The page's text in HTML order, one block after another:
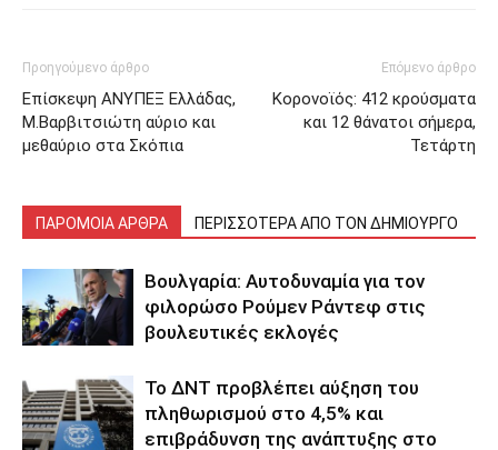
Προηγούμενο άρθρο
Επίσκεψη ΑΝΥΠΕΞ Ελλάδας,
Μ.Βαρβιτσιώτη αύριο και
μεθαύριο στα Σκόπια
Επόμενο άρθρο
Κορονοϊός: 412 κρούσματα
και 12 θάνατοι σήμερα,
Τετάρτη
ΠΑΡΟΜΟΙΑ ΑΡΘΡΑ ΠΕΡΙΣΣΟΤΕΡΑ ΑΠΟ ΤΟΝ ΔΗΜΙΟΥΡΓΟ
Βουλγαρία: Αυτοδυναμία για τον
φιλορώσο Ρούμεν Ράντεφ στις
βουλευτικές εκλογές
Το ΔΝΤ προβλέπει αύξηση του
πληθωρισμού στο 4,5% και
επιβράδυνση της ανάπτυξης στο